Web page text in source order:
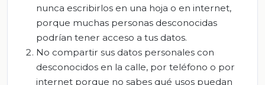
nunca escribirlos en una hoja o en internet,
porque muchas personas desconocidas
podrían tener acceso a tus datos.
No compartir sus datos personales con
desconocidos en la calle, por teléfono o por
internet porque no sabes qué usos puedan